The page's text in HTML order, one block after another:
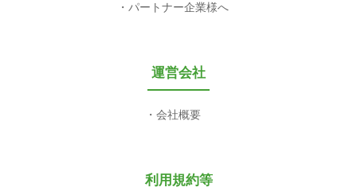
パートナー企業様へ
運営会社
会社概要
利用規約等